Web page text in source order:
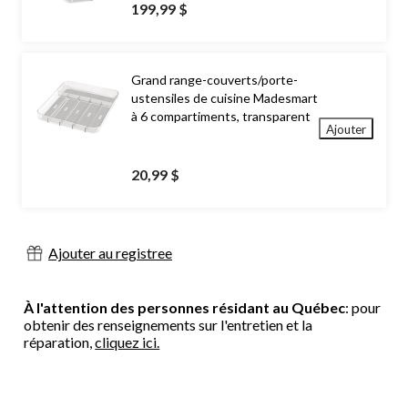
199,99 $
Grand range-couverts/porte-
ustensiles de cuisine Madesmart
à 6 compartiments, transparent
20,99 $
Ajouter
Ajouter au registree
À l'attention des personnes résidant au Québec: pour
obtenir des renseignements sur l'entretien et la
réparation,cliquez ici.